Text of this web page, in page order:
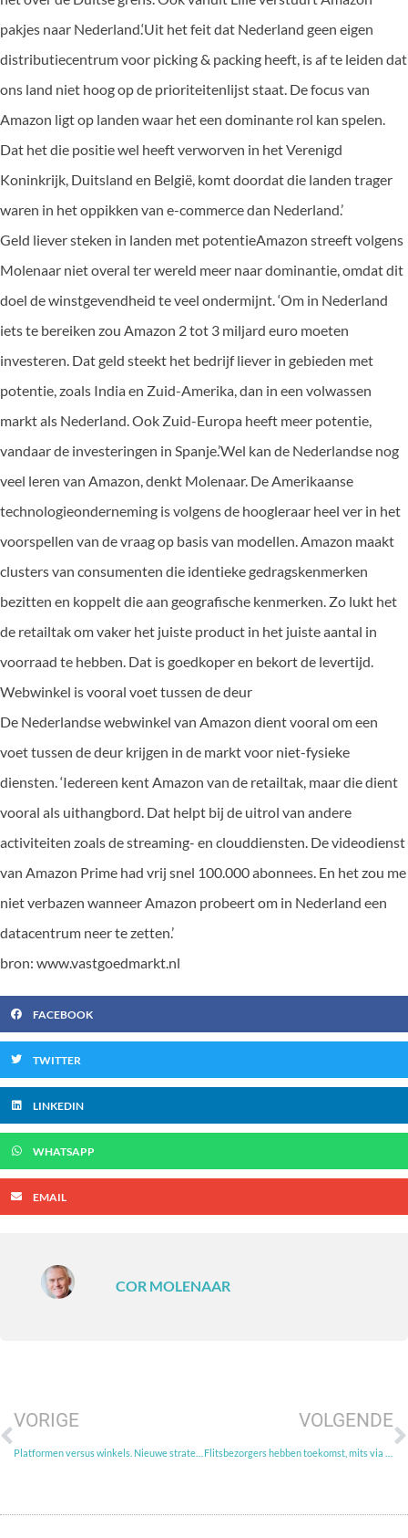
pakjes naar Nederland.‘Uit het feit dat Nederland geen eigen
distributiecentrum voor picking & packing heeft, is af te leiden dat
ons land niet hoog op de prioriteitenlijst staat. De focus van
Amazon ligt op landen waar het een dominante rol kan spelen.
Dat het die positie wel heeft verworven in het Verenigd
Koninkrijk, Duitsland en België, komt doordat die landen trager
waren in het oppikken van e-commerce dan Nederland.’
Geld liever steken in landen met potentieAmazon streeft volgens
Molenaar niet overal ter wereld meer naar dominantie, omdat dit
doel de winstgevendheid te veel ondermijnt. ‘Om in Nederland
iets te bereiken zou Amazon 2 tot 3 miljard euro moeten
investeren. Dat geld steekt het bedrijf liever in gebieden met
potentie, zoals India en Zuid-Amerika, dan in een volwassen
markt als Nederland. Ook Zuid-Europa heeft meer potentie,
vandaar de investeringen in Spanje.’Wel kan de Nederlandse nog
veel leren van Amazon, denkt Molenaar. De Amerikaanse
technologieonderneming is volgens de hoogleraar heel ver in het
voorspellen van de vraag op basis van modellen. Amazon maakt
clusters van consumenten die identieke gedragskenmerken
bezitten en koppelt die aan geografische kenmerken. Zo lukt het
de retailtak om vaker het juiste product in het juiste aantal in
voorraad te hebben. Dat is goedkoper en bekort de levertijd.
Webwinkel is vooral voet tussen de deur
De Nederlandse webwinkel van Amazon dient vooral om een
voet tussen de deur krijgen in de markt voor niet-fysieke
diensten. ‘Iedereen kent Amazon van de retailtak, maar die dient
vooral als uithangbord. Dat helpt bij de uitrol van andere
activiteiten zoals de streaming- en clouddiensten. De videodienst
van Amazon Prime had vrij snel 100.000 abonnees. En het zou me
niet verbazen wanneer Amazon probeert om in Nederland een
datacentrum neer te zetten.’
bron: www.vastgoedmarkt.nl
FACEBOOK
TWITTER
LINKEDIN
WHATSAPP
EMAIL
COR MOLENAAR
VORIGE VOLGENDE